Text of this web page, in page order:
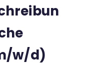
w/d)